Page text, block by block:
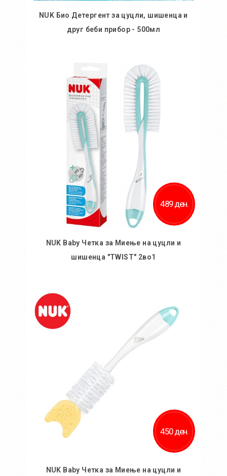
NUK Био Детергент за цуцли, шишенца и
друг беби прибор - 500мл
489 ден.
NUK Baby Четка за Миење на цуцли и
шишенца "TWIST" 2во1
450 ден.
NUK Baby Четка за Миење на цуцли и